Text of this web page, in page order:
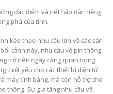
đặc điểm và nét hấp dẫn riêng,
phú của tỉnh.
kéo theo nhu cầu lớn về các sản
cảnh này, nhu cầu về pin thông
trở nên ngày càng quan trọng.
thiết yếu cho các thiết bị điện tử
máy tính bảng, mà còn hỗ trợ cho
thông. Sự gia tăng nhu cầu về